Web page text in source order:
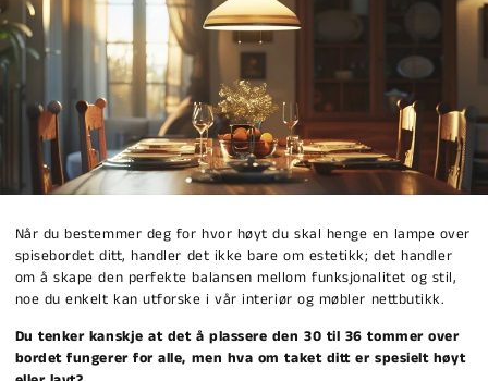
Når du bestemmer deg for hvor høyt du skal henge en lampe over
spisebordet ditt, handler det ikke bare om estetikk; det handler
om å skape den perfekte balansen mellom funksjonalitet og stil,
noe du enkelt kan utforske i vår interiør og møbler nettbutikk.
Du tenker kanskje at det å plassere den 30 til 36 tommer over
bordet fungerer for alle, men hva om taket ditt er spesielt høyt